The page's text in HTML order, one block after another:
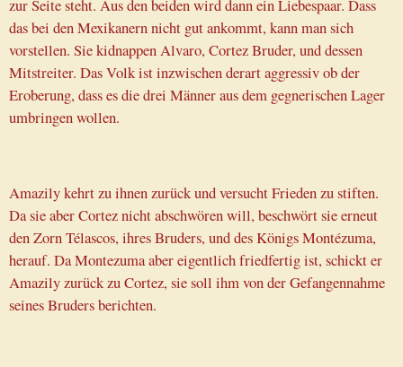
zur Seite steht. Aus den beiden wird dann ein Liebespaar. Dass
das bei den Mexikanern nicht gut ankommt, kann man sich
vorstellen. Sie kidnappen Alvaro, Cortez Bruder, und dessen
Mitstreiter. Das Volk ist inzwischen derart aggressiv ob der
Eroberung, dass es die drei Männer aus dem gegnerischen Lager
umbringen wollen.
Amazily kehrt zu ihnen zurück und versucht Frieden zu stiften.
Da sie aber Cortez nicht abschwören will, beschwört sie erneut
den Zorn Télascos, ihres Bruders, und des Königs Montézuma,
herauf. Da Montezuma aber eigentlich friedfertig ist, schickt er
Amazily zurück zu Cortez, sie soll ihm von der Gefangennahme
seines Bruders berichten.